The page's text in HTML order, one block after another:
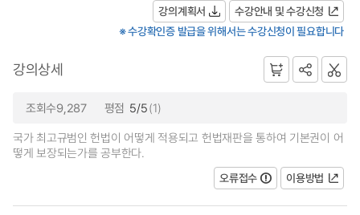
강의계획서
수강안내 및 수강신청
※ 수강확인증 발급을 위해서는 수강신청이 필요합니다
강의상세
조회수9,287 평점 5/5(1)
국가 최고규범인 헌법이 어떻게 적용되고 헌법재판을 통하여 기본권이 어
떻게 보장되는가를 공부한다.
오류접수
이용방법